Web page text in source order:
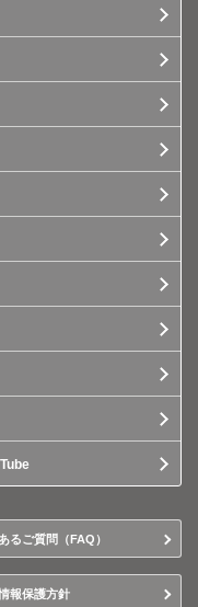
るご質問（FAQ）
報保護方針